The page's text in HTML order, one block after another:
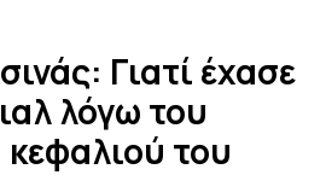
Γιατί έχασε
λόγω του
του